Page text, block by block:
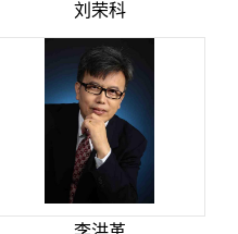
刘荣科